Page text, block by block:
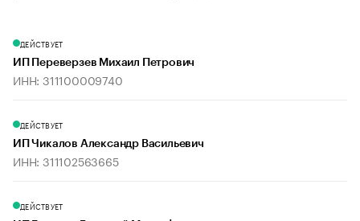
ДЕЙСТВУЕТ
ИП Переверзев Михаил Петрович
ИНН: 311100009740
ДЕЙСТВУЕТ
ИП Чикалов Александр Васильевич
ИНН: 311102563665
ДЕЙСТВУЕТ